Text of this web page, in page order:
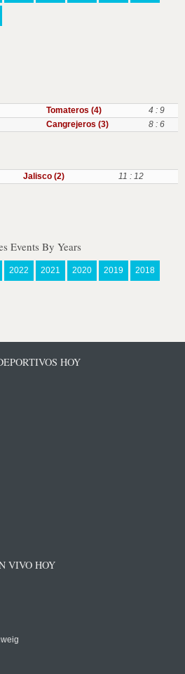
Tomateros (4)
4 : 9
Cangrejeros (3) 8 : 6
Jalisco (2) 11 : 12
Events By Years
2022 2021 2020 2019 2018
HOY
VIVO HOY